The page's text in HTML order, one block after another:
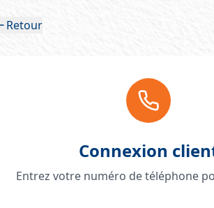
Retour
Connexion
Entrez votre numéro de téléphone